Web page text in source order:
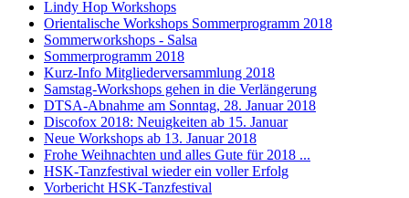
Lindy Hop Workshops
Orientalische Workshops Sommerprogramm 2018
Sommerworkshops - Salsa
Sommerprogramm 2018
Kurz-Info Mitgliederversammlung 2018
Samstag-Workshops gehen in die Verlängerung
DTSA-Abnahme am Sonntag, 28. Januar 2018
Discofox 2018: Neuigkeiten ab 15. Januar
Neue Workshops ab 13. Januar 2018
Frohe Weihnachten und alles Gute für 2018 ...
HSK-Tanzfestival wieder ein voller Erfolg
Vorbericht HSK-Tanzfestival